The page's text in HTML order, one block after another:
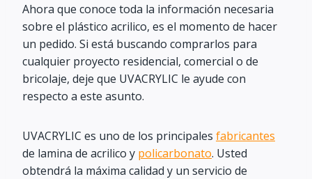
Ahora que conoce toda la información necesaria
sobre el plástico acrilico, es el momento de hacer
un pedido. Si está buscando comprarlos para
cualquier proyecto residencial, comercial o de
bricolaje, deje que UVACRYLIC le ayude con
respecto a este asunto.
UVACRYLIC es uno de los principales fabricantes
de lamina de acrilico y policarbonato. Usted
obtendrá la máxima calidad y un servicio de